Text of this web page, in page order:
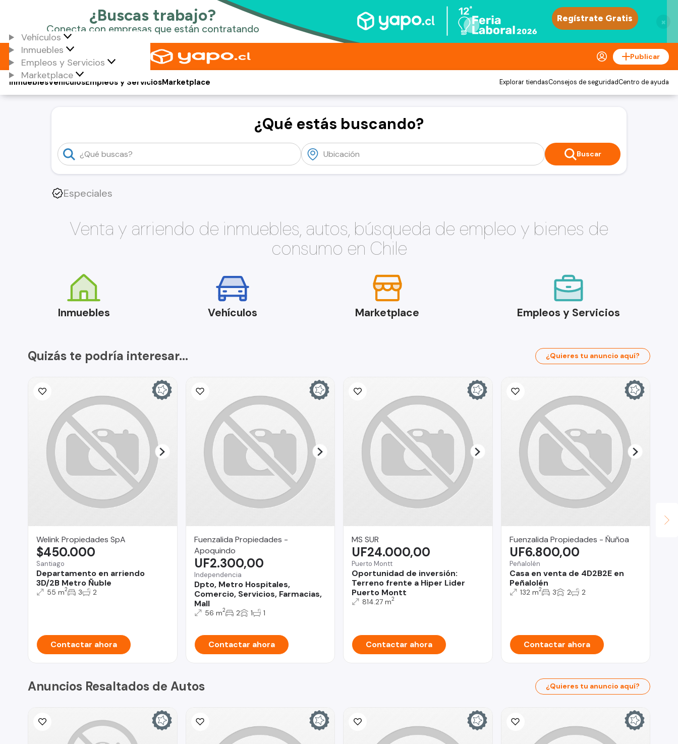
×
Vehículos
Inmuebles
Empleos y Servicios
Marketplace
Publicar
Vehículos
Inmuebles Empleos y ServiciosMarketplace Explorar tiendasConsejos de seguridadCentro de ayuda
¿Qué estás buscando?
Buscar
Especiales
Venta y arriendo de inmuebles, autos, búsqueda de empleo y bienes de
consumo en Chile
Inmuebles Vehículos Marketplace Empleos y Servicios
Quizás te podría interesar... ¿Quieres tu anuncio aquí?
Welink Propiedades SpA
Santiago
Departamento en arriendo
3D/2B Metro Ñuble
$450.000
55 m2 3 2
Contactar ahora
Fuenzalida Propiedades -
Apoquindo
Independencia
Dpto, Metro Hospitales,
Comercio, Servicios, Farmacias,
Mall
UF2.300,00
56 m2 2 1 1
Contactar ahora
MS SUR
Puerto Montt
Oportunidad de inversión:
Terreno frente a Hiper Lider
Puerto Montt
UF24.000,00
814.27 m2
Contactar ahora
Fuenzalida Propiedades - Ñuñoa
Peñalolén
Casa en venta de 4D2B2E en
Peñalolén
UF6.800,00
132 m2 3 2 2
Contactar ahora
Anuncios Resaltados de Autos ¿Quieres tu anuncio aquí?